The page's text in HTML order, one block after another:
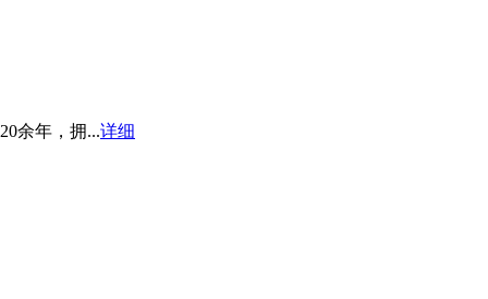
余年，拥...详细